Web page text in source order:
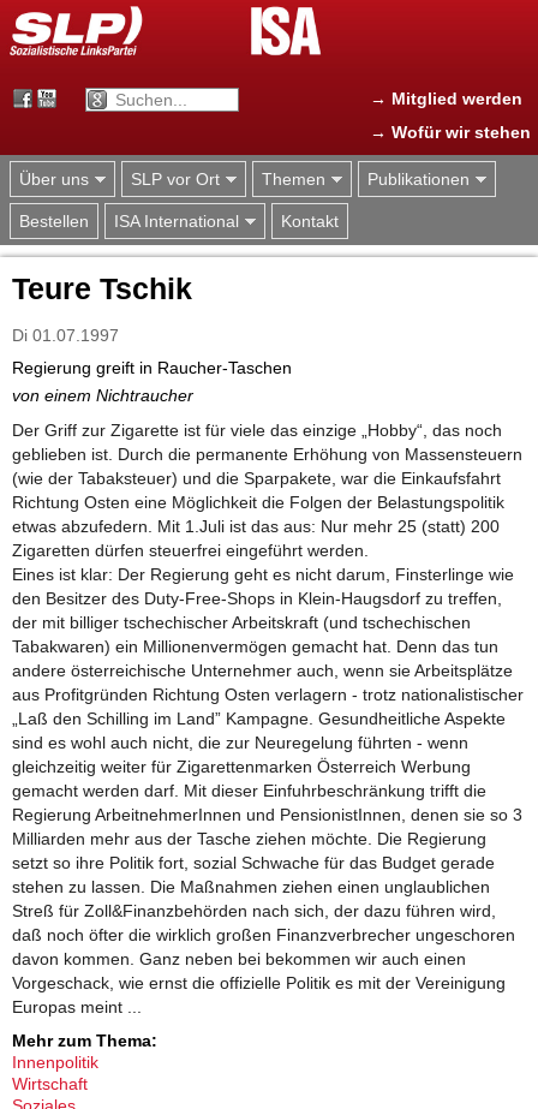
Jump to navigation
→ Mitglied werden
→ Wofür wir stehen
Über uns SLP vor Ort Themen Publikationen
Bestellen ISA International Kontakt
Teure Tschik
Di 01.07.1997
Regierung greift in Raucher-Taschen
von einem Nichtraucher
Der Griff zur Zigarette ist für viele das einzige „Hobby“, das noch
geblieben ist. Durch die permanente Erhöhung von Massensteuern
(wie der Tabaksteuer) und die Sparpakete, war die Einkaufsfahrt
Richtung Osten eine Möglichkeit die Folgen der Belastungspolitik
etwas abzufedern. Mit 1.Juli ist das aus: Nur mehr 25 (statt) 200
Zigaretten dürfen steuerfrei eingeführt werden.
Eines ist klar: Der Regierung geht es nicht darum, Finsterlinge wie
den Besitzer des Duty-Free-Shops in Klein-Haugsdorf zu treffen,
der mit billiger tschechischer Arbeitskraft (und tschechischen
Tabakwaren) ein Millionenvermögen gemacht hat. Denn das tun
andere österreichische Unternehmer auch, wenn sie Arbeitsplätze
aus Profitgründen Richtung Osten verlagern - trotz nationalistischer
„Laß den Schilling im Land” Kampagne. Gesundheitliche Aspekte
sind es wohl auch nicht, die zur Neuregelung führten - wenn
gleichzeitig weiter für Zigarettenmarken Österreich Werbung
gemacht werden darf. Mit dieser Einfuhrbeschränkung trifft die
Regierung ArbeitnehmerInnen und PensionistInnen, denen sie so 3
Milliarden mehr aus der Tasche ziehen möchte. Die Regierung
setzt so ihre Politik fort, sozial Schwache für das Budget gerade
stehen zu lassen. Die Maßnahmen ziehen einen unglaublichen
Streß für Zoll&Finanzbehörden nach sich, der dazu führen wird,
daß noch öfter die wirklich großen Finanzverbrecher ungeschoren
davon kommen. Ganz neben bei bekommen wir auch einen
Vorgeschack, wie ernst die offizielle Politik es mit der Vereinigung
Europas meint ...
Mehr zum Thema:
Innenpolitik
Wirtschaft